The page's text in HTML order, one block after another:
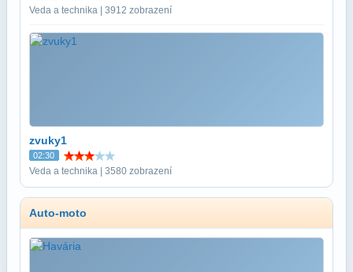
Veda a technika | 3912 zobrazení
zvuky1
02:30
Veda a technika | 3580 zobrazení
Auto-moto